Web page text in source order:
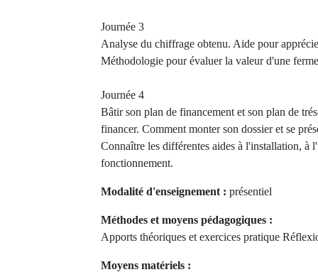
Journée 3
Analyse du chiffrage obtenu. Aide pour
Méthodologie pour évaluer la valeur d'une
Journée 4
Bâtir son plan de financement et son plan de
financer. Comment monter son dossier et se
Connaître les différentes aides à l'installation, à
fonctionnement.
Modalité d'enseignement : présentiel
Méthodes et moyens pédagogiques :
Apports théoriques et exercices pratique
Moyens matériels :